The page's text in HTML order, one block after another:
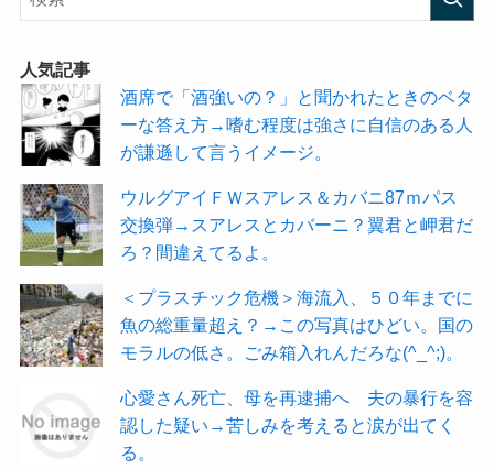
人気記事
酒席で「酒強いの？」と聞かれたときのベタ
ーな答え方→嗜む程度は強さに自信のある人
が謙遜して言うイメージ。
ウルグアイＦＷスアレス＆カバニ87ｍパス
交換弾→スアレスとカバーニ？翼君と岬君だ
ろ？間違えてるよ。
＜プラスチック危機＞海流入、５０年までに
魚の総重量超え？→この写真はひどい。国の
モラルの低さ。ごみ箱入れんだろな(^_^;)。
心愛さん死亡、母を再逮捕へ 夫の暴行を容
認した疑い→苦しみを考えると涙が出てく
る。